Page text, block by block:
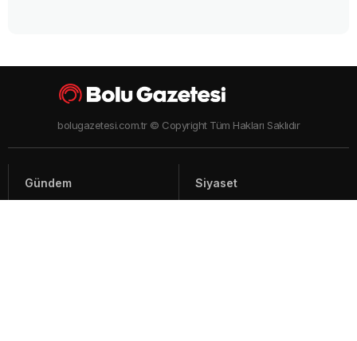
bolugazetesi.com.tr © Copyright Tüm Hakları Saklıdır
Gündem Siyaset